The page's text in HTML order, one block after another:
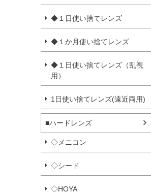
◆１日使い捨てレンズ
◆１か月使い捨てレンズ
◆１日使い捨てレンズ（乱視
用）
1日使い捨てレンズ(遠近両用)
■ハードレンズ
◇メニコン
◇シード
◇HOYA